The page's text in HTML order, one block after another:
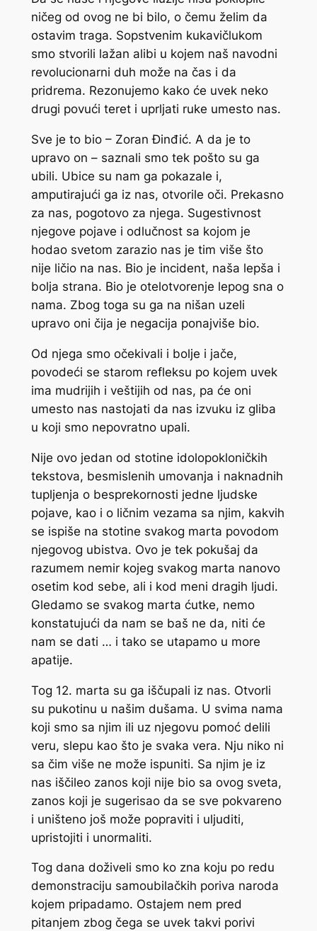
ničeg od ovog ne bi bilo, o čemu želim da
ostavim traga. Sopstvenim kukavičlukom
smo stvorili lažan alibi u kojem naš navodni
revolucionarni duh može na čas i da
pridrema. Rezonujemo kako će uvek neko
drugi povući teret i uprljati ruke umesto nas.
Sve je to bio – Zoran Đinđić. A da je to
upravo on – saznali smo tek pošto su ga
ubili. Ubice su nam ga pokazale i,
amputirajući ga iz nas, otvorile oči. Prekasno
za nas, pogotovo za njega. Sugestivnost
njegove pojave i odlučnost sa kojom je
hodao svetom zarazio nas je tim više što
nije ličio na nas. Bio je incident, naša lepša i
bolja strana. Bio je otelotvorenje lepog sna o
nama. Zbog toga su ga na nišan uzeli
upravo oni čija je negacija ponajviše bio.
Od njega smo očekivali i bolje i jače,
povodeći se starom refleksu po kojem uvek
ima mudrijih i veštijih od nas, pa će oni
umesto nas nastojati da nas izvuku iz gliba
u koji smo nepovratno upali.
Nije ovo jedan od stotine idolopokloničkih
tekstova, besmislenih umovanja i naknadnih
tupljenja o besprekornosti jedne ljudske
pojave, kao i o ličnim vezama sa njim, kakvih
se ispiše na stotine svakog marta povodom
njegovog ubistva. Ovo je tek pokušaj da
razumem nemir kojeg svakog marta nanovo
osetim kod sebe, ali i kod meni dragih ljudi.
Gledamo se svakog marta ćutke, nemo
konstatujući da nam se baš ne da, niti će
nam se dati … i tako se utapamo u more
apatije.
Tog 12. marta su ga iščupali iz nas. Otvorli
su pukotinu u našim dušama. U svima nama
koji smo sa njim ili uz njegovu pomoć delili
veru, slepu kao što je svaka vera. Nju niko ni
sa čim više ne može ispuniti. Sa njim je iz
nas iščileo zanos koji nije bio sa ovog sveta,
zanos koji je sugerisao da se sve pokvareno
i uništeno još može popraviti i uljuditi,
upristojiti i unormaliti.
Tog dana doživeli smo ko zna koju po redu
demonstraciju samoubilačkih poriva naroda
kojem pripadamo. Ostajem nem pred
pitanjem zbog čega se uvek takvi porivi